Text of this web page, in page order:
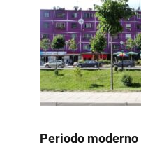
Periodo moderno